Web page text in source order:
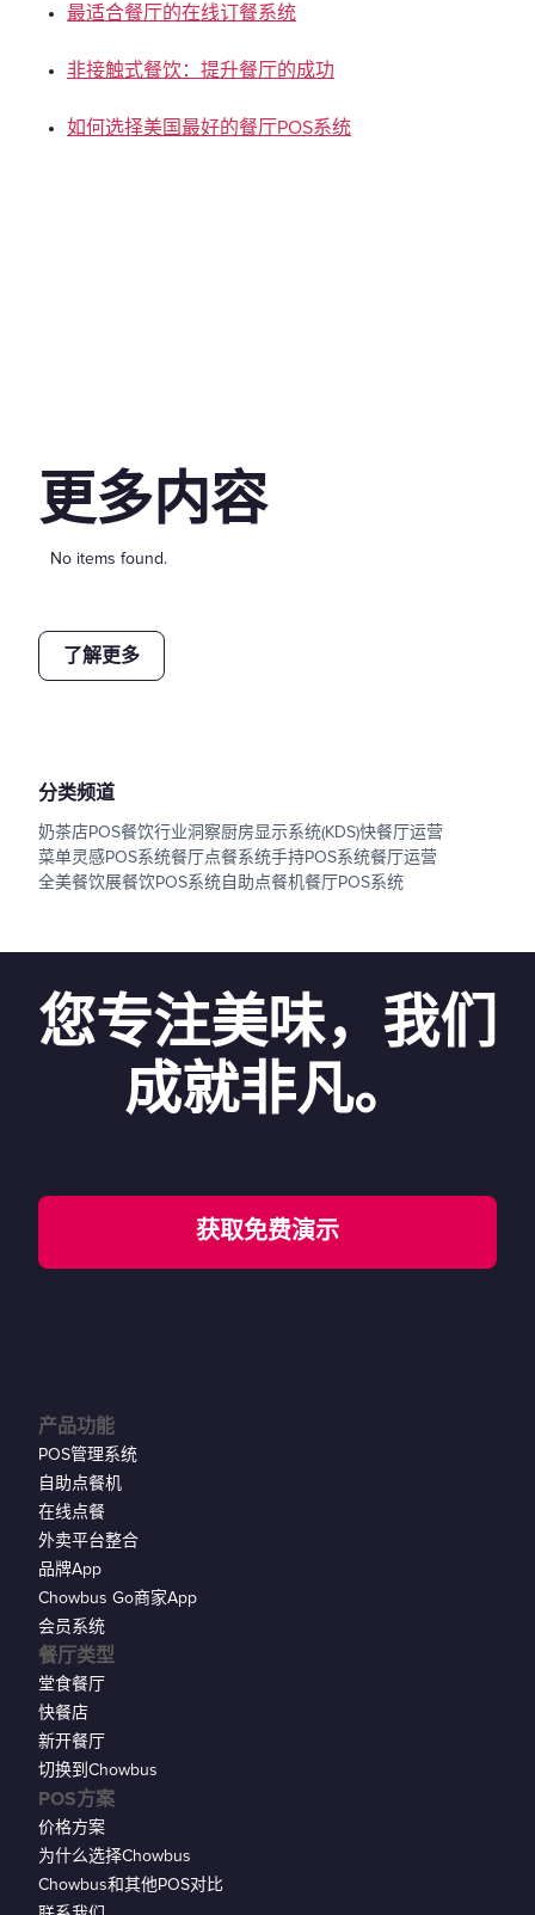
最适合餐厅的在线订餐系统
非接触式餐饮：提升餐厅的成功
如何选择美国最好的餐厅POS系统
更多内容
No items found.
了解更多
分类频道
奶茶店POS餐饮行业洞察厨房显示系统(KDS)快餐厅运营
菜单灵感POS系统餐厅点餐系统手持POS系统餐厅运营
全美餐饮展餐饮POS系统自助点餐机餐厅POS系统
您专注美味，我们
成就非凡。
获取免费演示
产品功能
POS管理系统
自助点餐机
在线点餐
外卖平台整合
品牌App
Chowbus Go商家App
会员系统
餐厅类型
堂食餐厅
快餐店
新开餐厅
切换到Chowbus
POS方案
价格方案
为什么选择Chowbus
Chowbus和其他POS对比